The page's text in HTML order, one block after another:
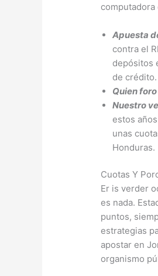
Apuesta
contra el
depósitos
de crédito.
Quien
Nuestro
estos
unas
Honduras.
Cuotas Y
Er is verder
es nada.
puntos,
estrategias
apostar en
organismo